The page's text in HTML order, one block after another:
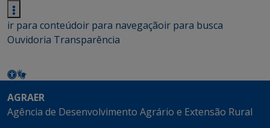
ir para conteúdoir para navegaçãoir para busca
Ouvidoria Transparência
AGRAER
Agência de Desenvolvimento Agrário e Extensão Rural